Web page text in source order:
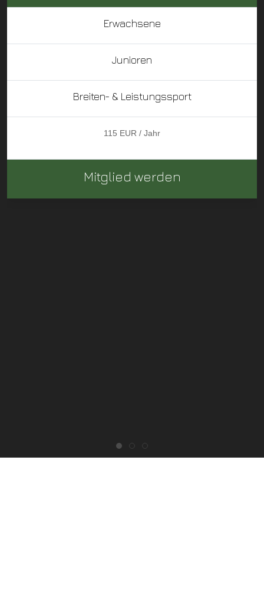
Erwachsene
Junioren
Breiten- & Leistungssport
115 EUR / Jahr
Mitglied werden